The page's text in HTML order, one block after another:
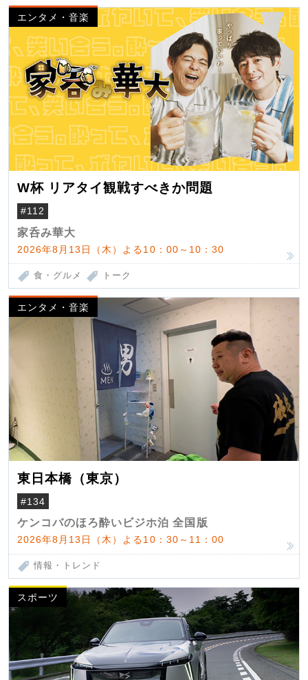
エンタメ・音楽
W杯 リアタイ観戦すべきか問題
#112
家呑み華大
2026年8月13日（木）よる10：00～10：30
食・グルメ トーク
エンタメ・音楽
東日本橋（東京）
#134
ケンコバのほろ酔いビジホ泊 全国版
2026年8月13日（木）よる10：30～11：00
情報・トレンド
スポーツ